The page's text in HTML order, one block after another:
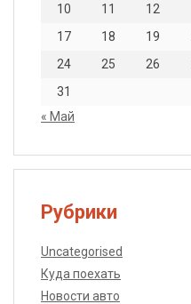
10
11 12
17
18 19
24
25 26
31
« Май
Рубрики
Uncategorised
Куда поехать
Новости авто